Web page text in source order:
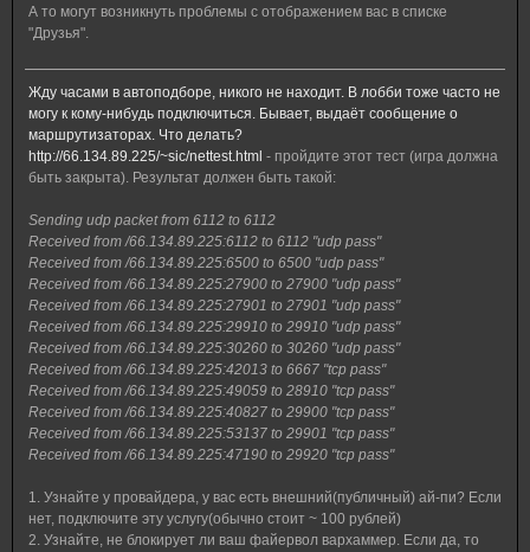
А то могут возникнуть проблемы с отображением вас в списке
"Друзья".
Жду часами в автоподборе, никого не находит. В лобби тоже часто не
могу к кому-нибудь подключиться. Бывает, выдаёт сообщение о
маршрутизаторах. Что делать?
http://66.134.89.225/~sic/nettest.html - пройдите этот тест (игра должна
быть закрыта). Результат должен быть такой:
Sending udp packet from 6112 to 6112
Received from /66.134.89.225:6112 to 6112 "udp pass"
Received from /66.134.89.225:6500 to 6500 "udp pass"
Received from /66.134.89.225:27900 to 27900 "udp pass"
Received from /66.134.89.225:27901 to 27901 "udp pass"
Received from /66.134.89.225:29910 to 29910 "udp pass"
Received from /66.134.89.225:30260 to 30260 "udp pass"
Received from /66.134.89.225:42013 to 6667 "tcp pass"
Received from /66.134.89.225:49059 to 28910 "tcp pass"
Received from /66.134.89.225:40827 to 29900 "tcp pass"
Received from /66.134.89.225:53137 to 29901 "tcp pass"
Received from /66.134.89.225:47190 to 29920 "tcp pass"
1. Узнайте у провайдера, у вас есть внешний(публичный) ай-пи? Если
нет, подключите эту услугу(обычно стоит ~ 100 рублей)
2. Узнайте, не блокирует ли ваш файервол вархаммер. Если да, то